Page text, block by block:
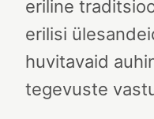
eriline
erilisi
huvitavaid
tegevuste